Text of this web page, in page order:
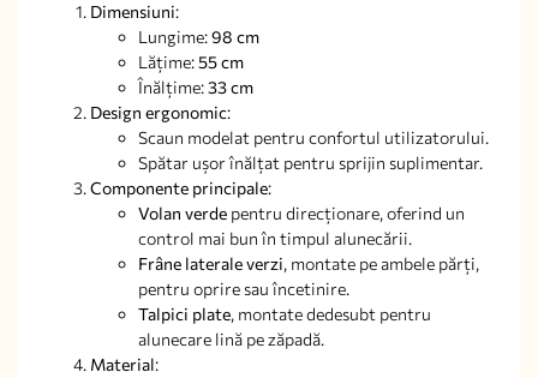
Dimensiuni:
Lungime:98 cm
Lățime:55 cm
Înălțime:33 cm
Design ergonomic:
Scaun modelat pentru confortul utilizatorului.
Spătar ușor înălțat pentru sprijin suplimentar.
Componente principale:
Volan verde pentru direcționare, oferind un
control mai bun în timpul alunecării.
Frâne laterale verzi, montate pe ambele părți,
pentru oprire sau încetinire.
Talpici plate, montate dedesubt pentru
alunecare lină pe zăpadă.
Material: